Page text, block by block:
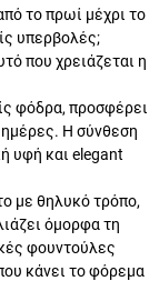
το πρωί μέχρι το
υπερβολές;
που χρειάζεται η
φόδρα, προσφέρει
Η σύνθεση
υφή και elegant
με θηλυκό τρόπο,
τη σιλουέτα
προσθέτουν μία
ακόμα πιο